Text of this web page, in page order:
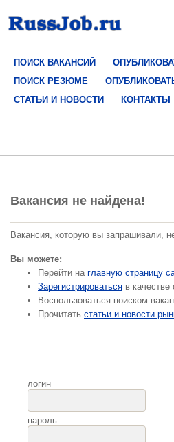
ПОИСК ВАКАНСИЙ
ПОИСК РЕЗЮМЕ
СТАТЬИ И НОВОСТИ
КОНТАКТЫ
Вакансия не найдена!
Вакансия, которую вы запрашивали,
Вы можете:
Перейти на главную страницу
Зарегистрироваться в качестве
Воспользоваться поиском
Прочитать статьи и новости
логин
пароль